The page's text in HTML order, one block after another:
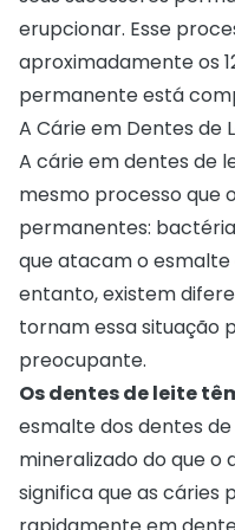
erupcionar. Esse
aproximadamente os
permanente está
A Cárie em Dentes de
A cárie em dentes de
mesmo processo que
permanentes:
que atacam o esmalte
entanto, existem
tornam essa situação
preocupante.
Os dentes de leite
esmalte dos dentes
mineralizado do que o
significa que as cáries